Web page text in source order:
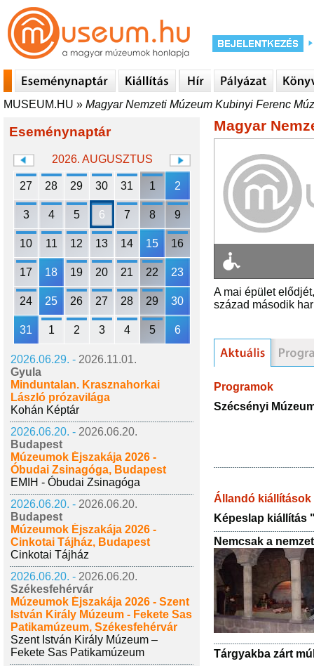
MUSEUM.HU » Magyar Nemzeti Múzeum Kubinyi Ferenc
Eseménynaptár
2026. AUGUSZTUS
27 28 29 30 31 1 2
3 4 5 6 7 8 9
10 11 12 13 14 15 16
17 18 19 20 21 22 23
24 25 26 27 28 29 30
31 1 2 3 4 5 6
2026.06.29. - 2026.11.01.
Gyula
Minduntalan. Krasznahorkai
László prózavilága
Kohán Képtár
2026.06.20. - 2026.06.20.
Budapest
Múzeumok Éjszakája 2026 -
Óbudai Zsinagóga, Budapest
EMIH - Óbudai Zsinagóga
2026.06.20. - 2026.06.20.
Budapest
Múzeumok Éjszakája 2026 -
Cinkotai Tájház, Budapest
Cinkotai Tájház
2026.06.20. - 2026.06.20.
Székesfehérvár
Múzeumok Éjszakája 2026 - Szent
István Király Múzeum - Fekete Sas
Patikamúzeum, Székesfehérvár
Szent István Király Múzeum –
Fekete Sas Patikamúzeum
Magyar
A mai épület
század második
Programok
Szécsényi
Állandó kiállítások
Képeslap kiállítás
Nemcsak a
Tárgyakba zárt